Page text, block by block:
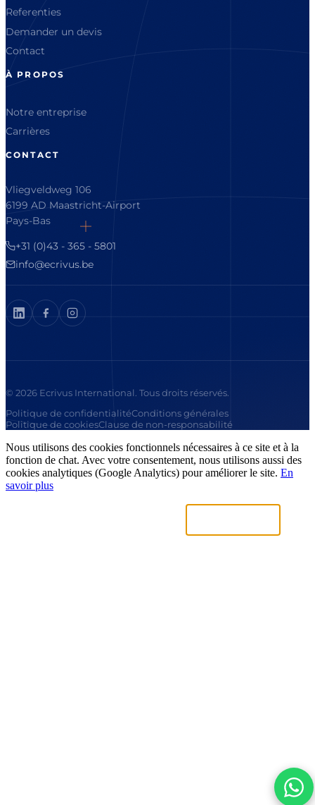
Referenties
Demander un devis
Contact
À PROPOS
Notre entreprise
Carrières
CONTACT
Vliegveldweg 106
6199 AD Maastricht-Airport
Pays-Bas
+31 (0)43 - 365 - 5801
info@ecrivus.be
© 2026 Ecrivus International. Tous droits réservés.
Politique de confidentialitéConditions générales
Politique de cookiesClause de non-responsabilité
Nous utilisons des cookies fonctionnels nécessaires à ce site et à la
fonction de chat. Avec votre consentement, nous utilisons aussi des
cookies analytiques (Google Analytics) pour améliorer le site. En
savoir plus